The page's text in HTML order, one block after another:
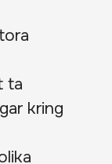
ta
kring